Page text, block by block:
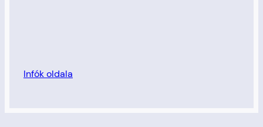
Infók oldala